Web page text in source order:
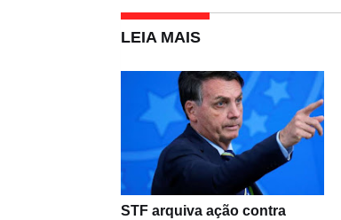
LEIA MAIS
STF arquiva ação contra